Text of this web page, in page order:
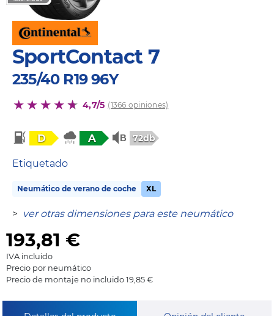
SportContact 7
235/40 R19 96Y
4,7/5 (1366 opiniones)
D A 72db
Etiquetado
Neumático de verano de coche XL
> ver otras dimensiones para este neumático
193,81 €
IVA incluido
Precio por neumático
Precio de montaje no incluido 19,85 €